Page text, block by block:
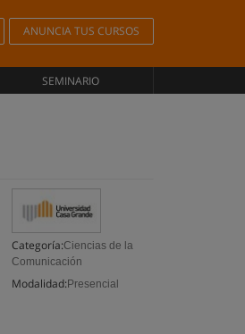
ANUNCIA TUS CURSOS
SEMINARIO
Categoría:Ciencias de la
Comunicación
Modalidad: Presencial